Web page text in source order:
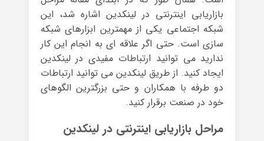
بازاریابی اینترنتی در لینکدین اشاره شد، این
شبکه اجتماعی یکی از مهمترین ابزارهای شبکه
سازی است. حتی اگر علاقه ای به انجام این کار
ندارید می توانید ارتباطات مفیدی در لینکدین
ایجاد کنید. از طریق لینکدین می توانید ارتباطات
دو طرفه با همکاران و حتی بزرگترین الگوهای
خود در صنعت برقرار کنید.
مراحل بازاریابی اینترنتی در لینکدین